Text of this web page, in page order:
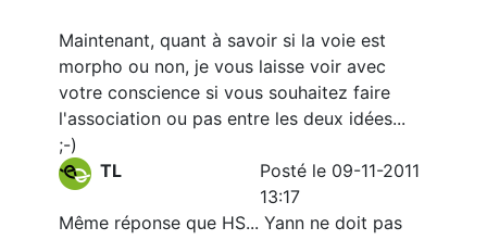
Maintenant, quant à savoir si la voie est
morpho ou non, je vous laisse voir avec
votre conscience si vous souhaitez faire
l'association ou pas entre les deux idées...
;-)
TL
Posté le 09-11-2011
13:17
Même réponse que HS... Yann ne doit pas